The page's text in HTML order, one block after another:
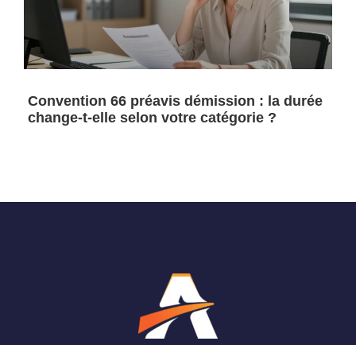
Convention 66 préavis démission : la durée
change-t-elle selon votre catégorie ?